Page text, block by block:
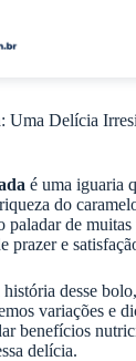
Uma Delícia
é uma iguaria
do
de muitas
prazer e
desse
variações e
benefícios
delícia.